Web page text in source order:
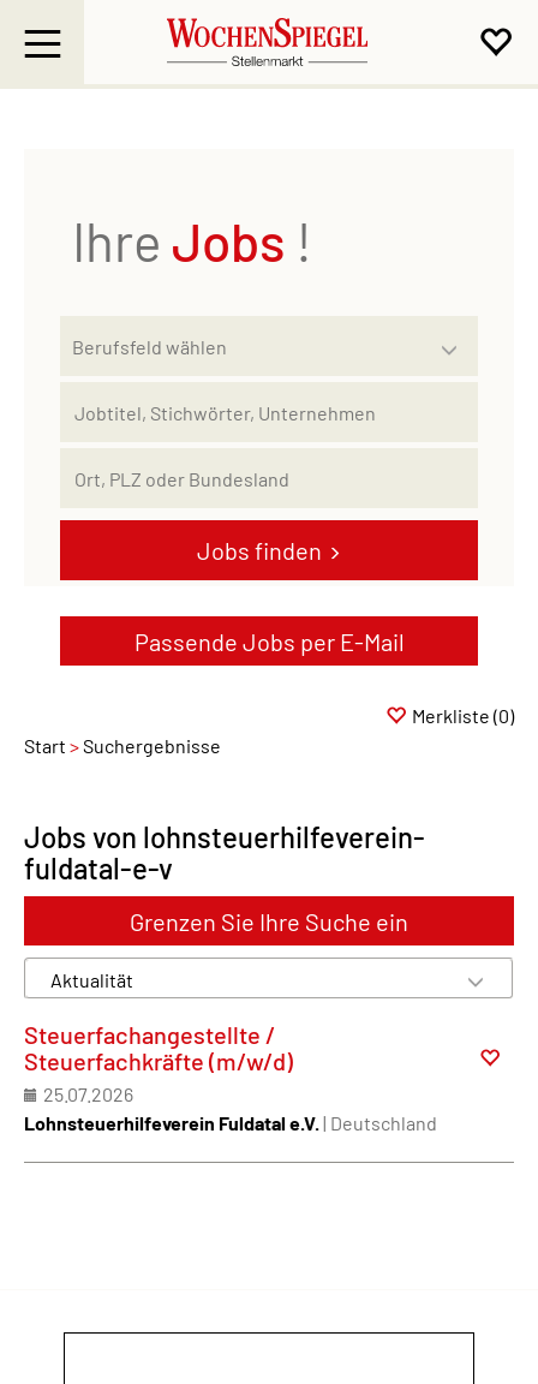
Passende Jobs per E-Mail
Ihre Jobs !
Jobs finden
Start Suchergebnisse
Merkliste (0)
Jobs von lohnsteuerhilfeverein-
fuldatal-e-v
Grenzen Sie Ihre Suche ein
Steuerfachangestellte /
Steuerfachkräfte (m/w/d)
25.07.2026
Lohnsteuerhilfeverein Fuldatal e.V.| Deutschland